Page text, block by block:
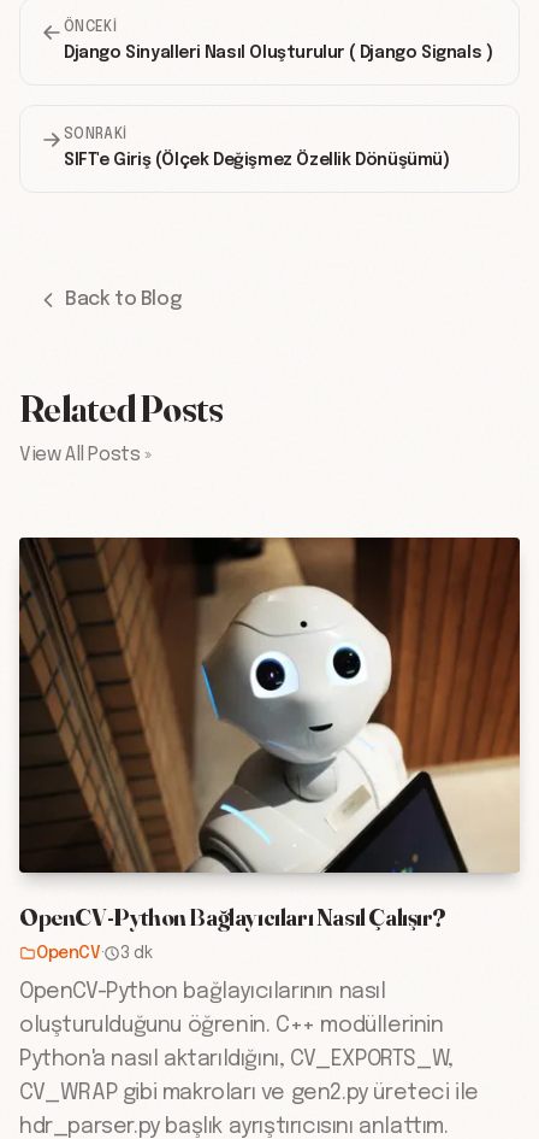
ÖNCEKI
Django Sinyalleri Nasıl Oluşturulur ( Django Signals )
SONRAKI
SIFT'e Giriş (Ölçek Değişmez Özellik Dönüşümü)
Back to Blog
Related Posts
View All Posts »
OpenCV-Python Bağlayıcıları Nasıl Çalışır?
OpenCV· 3 dk
OpenCV-Python bağlayıcılarının nasıl
oluşturulduğunu öğrenin. C++ modüllerinin
Python'a nasıl aktarıldığını, CV_EXPORTS_W,
CV_WRAP gibi makroları ve gen2.py üreteci ile
hdr_parser.py başlık ayrıştırıcısını anlattım.